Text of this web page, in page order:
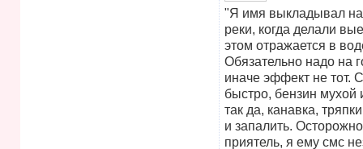
Vote up!
"Я имя выкладывал на
реки, когда делали
этом отражается в
Обязательно надо на
иначе эффект не тот.
быстро, бензин
так да, канавка,
и запалить.
приятель, я ему смс